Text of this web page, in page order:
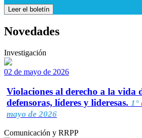
Leer el boletín
Novedades
Investigación
02 de mayo de 2026
Violaciones al derecho a la vida
defensoras, líderes y lideresas. 1°
mayo de 2026
Comunicación y RRPP